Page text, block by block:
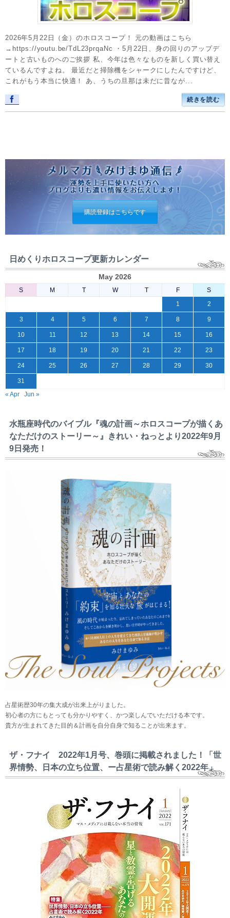
2026年5月22日（金）のホロスコープ！ 元の動画はこちら
→https://youtu.be/TdL23prqaNc ・5月22日、身の回りのアップデ
ートと古いものへのご挨拶 私、今年は色々なものを新しく買い替え
ているんですよね。 最近だと掃除機をシャークにしたんですけど、
これがもう本当に快適！ あ、うちの旦那は未だに昔なが...
続きを読む
購読登録はこちらです
日めくりホロスコープ更新カレンダー
May 2026
S M T W T F
S
1
2
3 4 5 6 7 8 9
10 11 12 13 14 15 16
17 18 19 20 21 22 23
24 25 26 27 28 29 30
31
« Apr
Jun »
水瓶座時代のバイブル『魂の計画～ホロスコープが描くあ
なただけのストーリー～』きれい・ねっとより2022年9月
9日発売！
占星術歴30年の集大成が出来上がりました。
初心者の方にもとっても分かりやすく、かつ楽しんでいただける本です。
貴方が生まれてきた目的＆計画を自分自身で知ることが出来ます。
ザ・フナイ 2022年1月号、巻頭に掲載されました！「世
界情勢、日本の立ち位置、ー占星術で読み解く2022年」